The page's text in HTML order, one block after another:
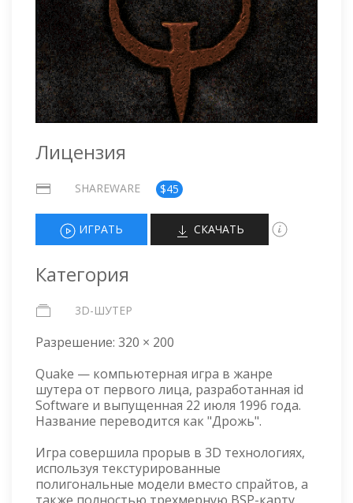
Лицензия
SHAREWARE $45
ИГРАТЬ СКАЧАТЬ
Категория
3D-ШУТЕР
Разрешение: 320 × 200
Quake — компьютерная игра в жанре
шутера от первого лица, разработанная id
Software и выпущенная 22 июля 1996 года.
Название переводится как "Дрожь".
Игра совершила прорыв в 3D технологиях,
используя текстурированные
полигональные модели вместо спрайтов, а